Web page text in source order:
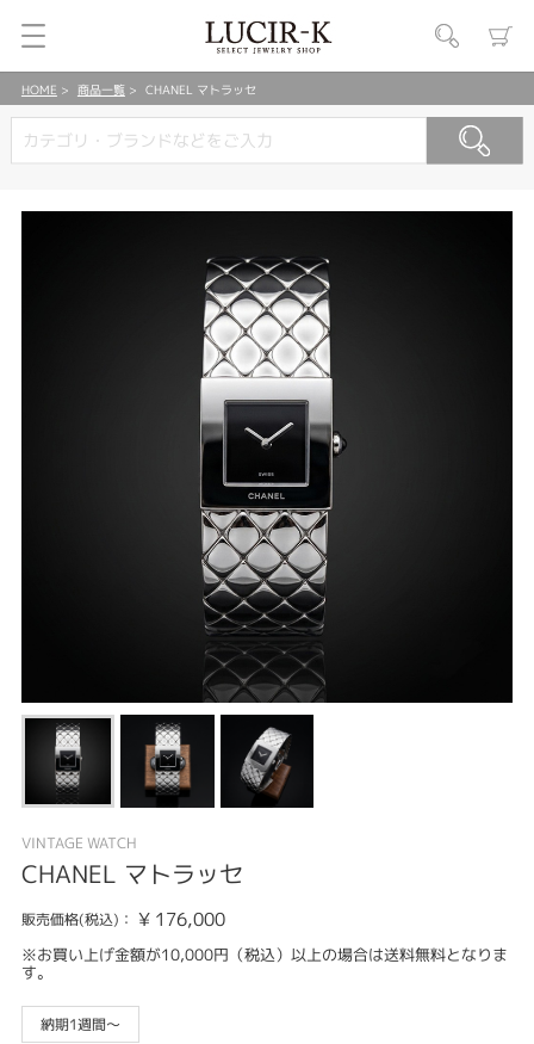
HOME 商品一覧 CHANEL マトラッセ
VINTAGE WATCH
CHANEL マトラッセ
販売価格(税込)： ¥ 176,000
※お買い上げ金額が10,000円（税込）以上の場合は送料無料となりま
す。
納期1週間～